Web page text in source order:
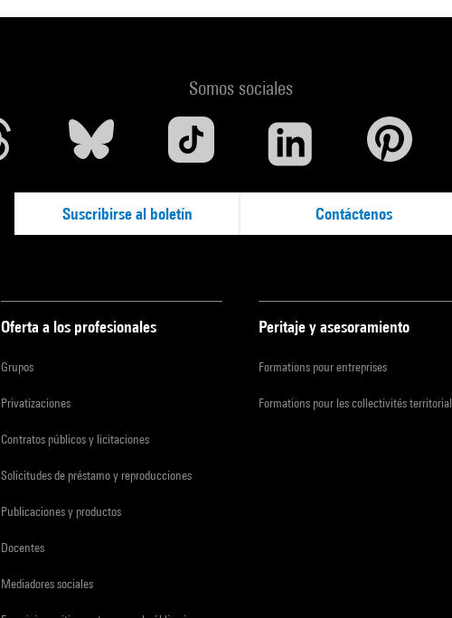
Somos sociales
Suscribirse al boletín Contáctenos
Oferta a los profesionales
Grupos
Privatizaciones
Contratos públicos y licitaciones
Solicitudes de préstamo y reproducciones
Publicaciones y productos
Docentes
Mediadores sociales
Peritaje y asesoramiento
Formations pour entreprises
Formations pour les collectivités